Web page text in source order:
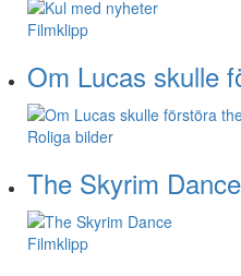
Filmklipp
Om Lucas skulle
Roliga bilder
The Skyrim Dance
Filmklipp